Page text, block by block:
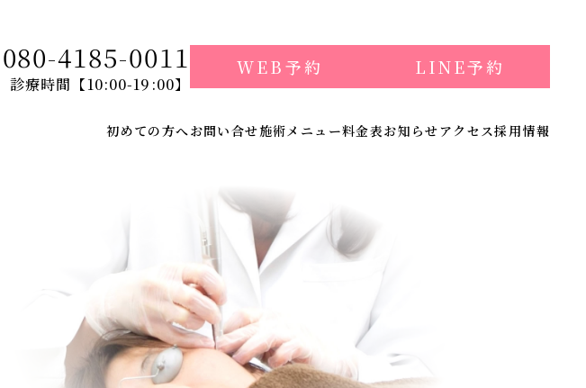
080-4185-0011
診療時間【10:00-19:00】
WEB予約 LINE予約
初めての方へお問い合せ施術メニュー料金表お知らせ アクセス採用情報